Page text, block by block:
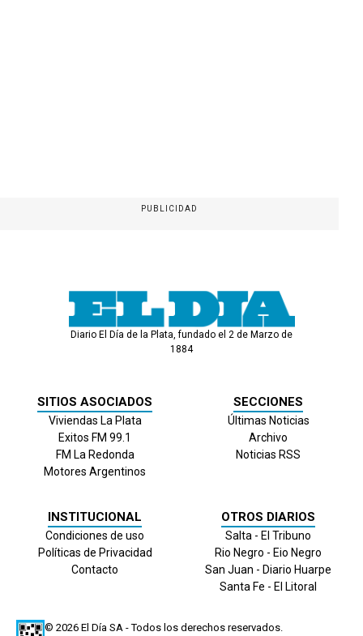
PUBLICIDAD
Diario El Día de la Plata, fundado el 2 de Marzo de
1884
SITIOS ASOCIADOS
Viviendas La Plata
Exitos FM 99.1
FM La Redonda
Motores Argentinos
SECCIONES
Últimas Noticias
Archivo
Noticias RSS
INSTITUCIONAL
Condiciones de uso
Políticas de Privacidad
Contacto
OTROS DIARIOS
Salta - El Tribuno
Rio Negro - Eio Negro
San Juan - Diario Huarpe
Santa Fe - El Litoral
© 2026 El Día SA - Todos los derechos reservados.